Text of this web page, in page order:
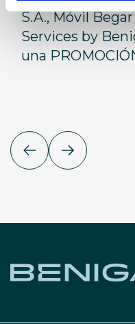
S.A., Móvil
Services by
una